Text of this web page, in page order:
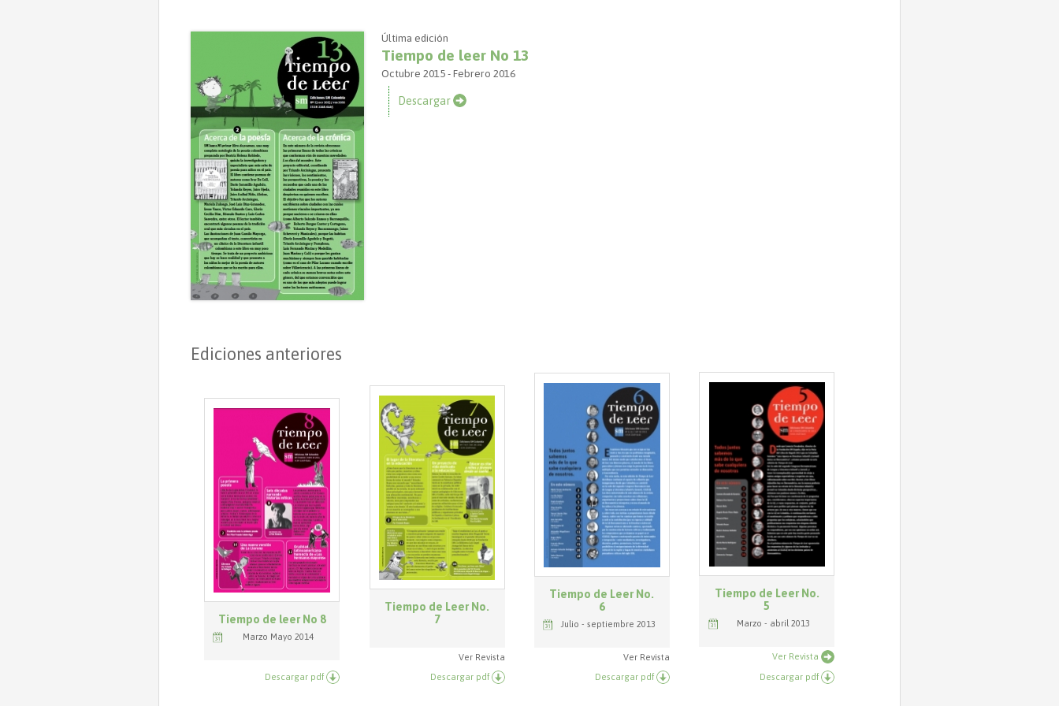
Última edición
Tiempo de leer No 13
Octubre 2015 - Febrero 2016
Descargar
Ediciones anteriores
Tiempo de leer No 8
Marzo Mayo 2014
Descargar pdf
Tiempo de Leer No.
7
Ver Revista
Descargar pdf
Tiempo de Leer No.
6
Julio - septiembre 2013
Ver Revista
Descargar pdf
Tiempo de Leer No.
5
Marzo - abril 2013
Ver Revista
Descargar pdf